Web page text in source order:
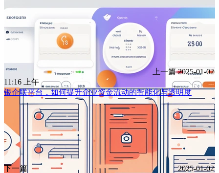
上一篇 2025-01-02
11:16 上午
银企联平台，如何提升企业资金流动的智能化与透明度
下一篇
2025-01-02